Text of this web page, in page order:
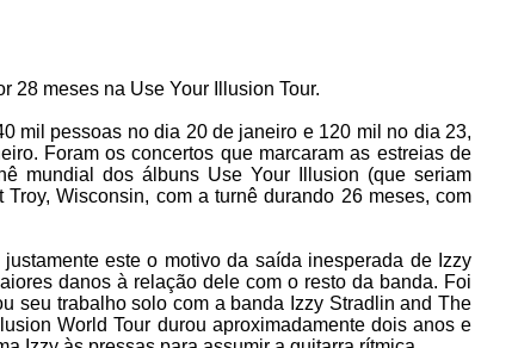
28 meses na Use Your Illusion Tour.
mil pessoas no dia 20 de janeiro e 120 mil no dia 23,
Foram os concertos que marcaram as estreias de
mundial dos álbuns Use Your Illusion (que seriam
Wisconsin, com a turnê durando 26 meses, com
este o motivo da saída inesperada de Izzy
danos à relação dele com o resto da banda. Foi
seu trabalho solo com a banda Izzy Stradlin and The
World Tour durou aproximadamente dois anos e